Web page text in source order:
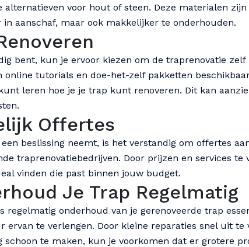
alternatieven voor hout of steen. Deze materialen
in aanschaf, maar ook makkelijker te onderhouden.
bent, kun je ervoor kiezen om de traprenovatie
online tutorials en doe-het-zelf pakketten
leren hoe je je trap kunt renoveren. Dit kan
Offertes
een beslissing neemt, is het verstandig om offertes
traprenovatiebedrijven. Door prijzen en services te
vinden die past binnen jouw budget.
Je Trap Regelmatig
regelmatig onderhoud van je gerenoveerde trap
ervan te verlengen. Door kleine reparaties snel uit te
schoon te maken, kun je voorkomen dat er grotere